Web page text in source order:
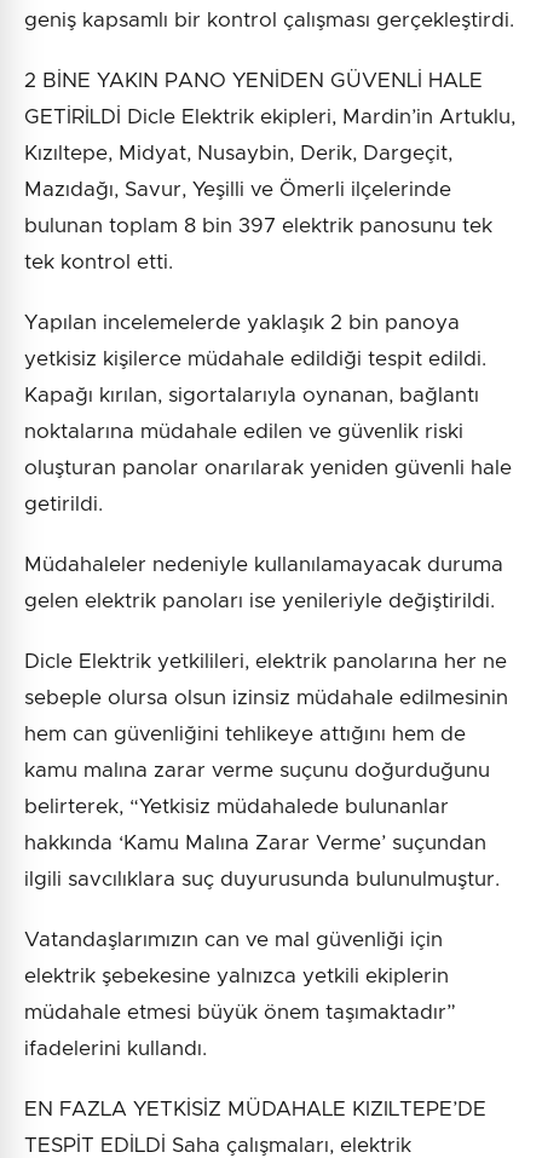
geniş kapsamlı bir kontrol çalışması gerçekleştirdi.
2 BİNE YAKIN PANO YENİDEN GÜVENLİ HALE
GETİRİLDİ Dicle Elektrik ekipleri, Mardin’in Artuklu,
Kızıltepe, Midyat, Nusaybin, Derik, Dargeçit,
Mazıdağı, Savur, Yeşilli ve Ömerli ilçelerinde
bulunan toplam 8 bin 397 elektrik panosunu tek
tek kontrol etti.
Yapılan incelemelerde yaklaşık 2 bin panoya
yetkisiz kişilerce müdahale edildiği tespit edildi.
Kapağı kırılan, sigortalarıyla oynanan, bağlantı
noktalarına müdahale edilen ve güvenlik riski
oluşturan panolar onarılarak yeniden güvenli hale
getirildi.
Müdahaleler nedeniyle kullanılamayacak duruma
gelen elektrik panoları ise yenileriyle değiştirildi.
Dicle Elektrik yetkilileri, elektrik panolarına her ne
sebeple olursa olsun izinsiz müdahale edilmesinin
hem can güvenliğini tehlikeye attığını hem de
kamu malına zarar verme suçunu doğurduğunu
belirterek, “Yetkisiz müdahalede bulunanlar
hakkında ‘Kamu Malına Zarar Verme’ suçundan
ilgili savcılıklara suç duyurusunda bulunulmuştur.
Vatandaşlarımızın can ve mal güvenliği için
elektrik şebekesine yalnızca yetkili ekiplerin
müdahale etmesi büyük önem taşımaktadır”
ifadelerini kullandı.
EN FAZLA YETKİSİZ MÜDAHALE KIZILTEPE’DE
TESPİT EDİLDİ Saha çalışmaları, elektrik